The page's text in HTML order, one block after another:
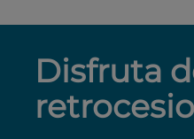
Disfruta